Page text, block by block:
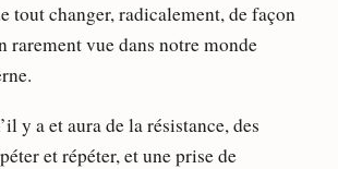
tout changer, radicalement, de façon
rarement vue dans notre monde
y a et aura de la résistance, des
et répéter, et une prise de